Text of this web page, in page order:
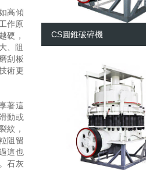
高傾
作原
硬，
、阻
刮板
術更
著這
動或
紋，
阻留
這也
石灰
CS圓錐破碎機